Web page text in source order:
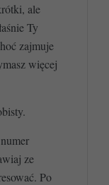
ale
Ty
zajmuje
więcej
ze
Po